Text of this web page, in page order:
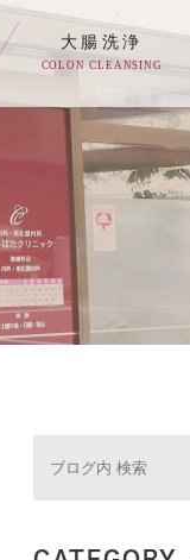
方へ
大腸洗浄
COLON CLEANSING